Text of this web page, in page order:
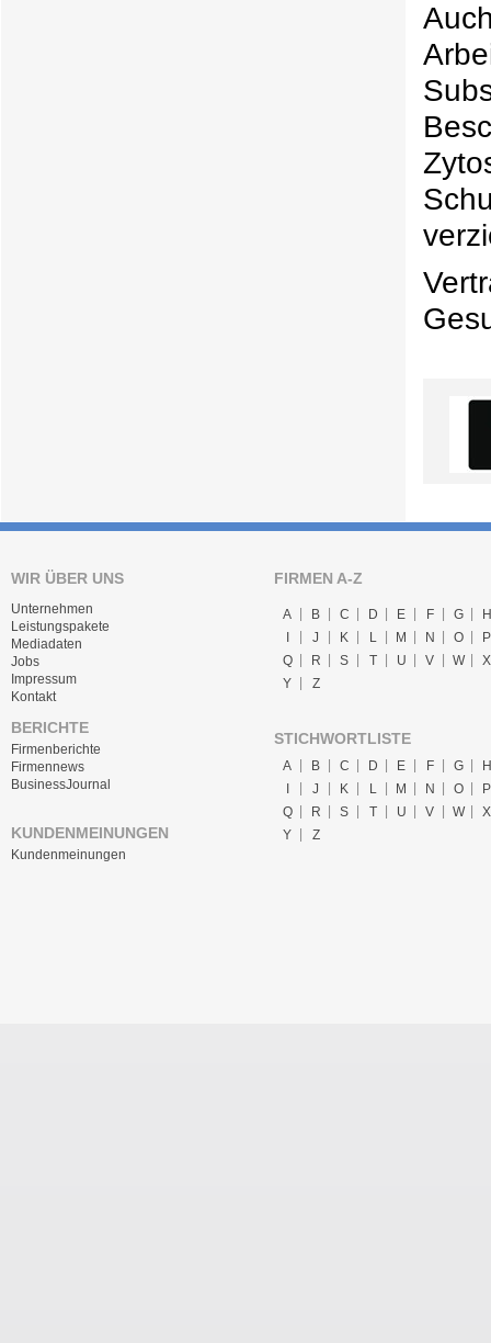
WIR ÜBER UNS
Unternehmen
Leistungspakete
Mediadaten
Jobs
Impressum
Kontakt
BERICHTE
Firmenberichte
Firmennews
BusinessJournal
KUNDENMEINUNGEN
Kundenmeinungen
FIRMEN A-Z
A B C D E F G
H
J K L M N O
P
Q
R S T U V W
X
Y
Z
STICHWORTLISTE
A B C D E F G
H
J K L M N O
P
Q
R S T U V W
X
Y
Z